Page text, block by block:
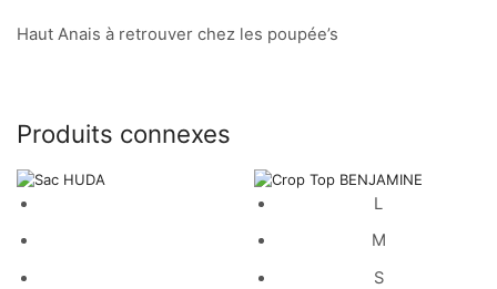
Haut Anais à retrouver chez les poupée’s
Produits connexes
L
M
S